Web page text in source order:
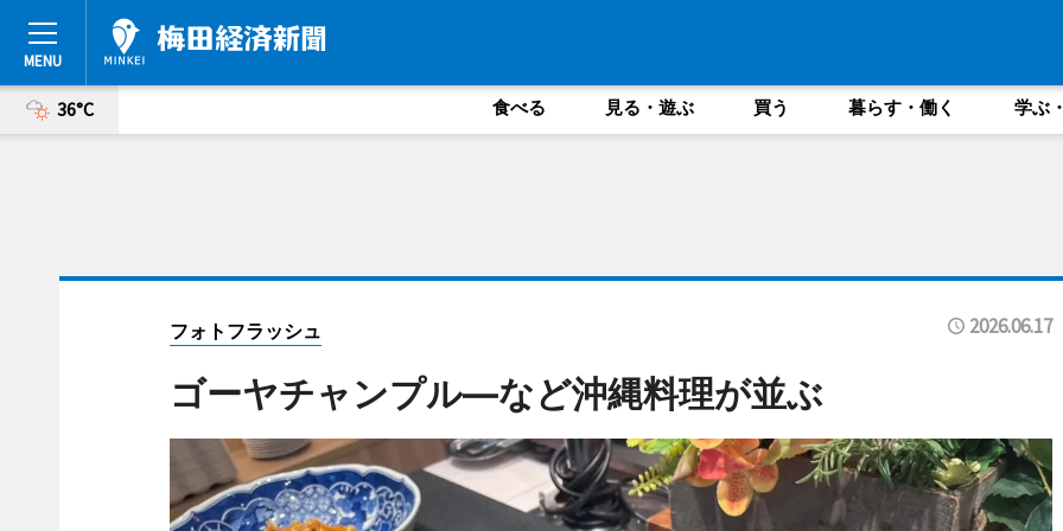
36°C 食べる 見る・遊ぶ 買う 暮らす・働く 学ぶ
フォトフラッシュ 2026.06.17
ゴーヤチャンプル―など沖縄料理が並ぶ